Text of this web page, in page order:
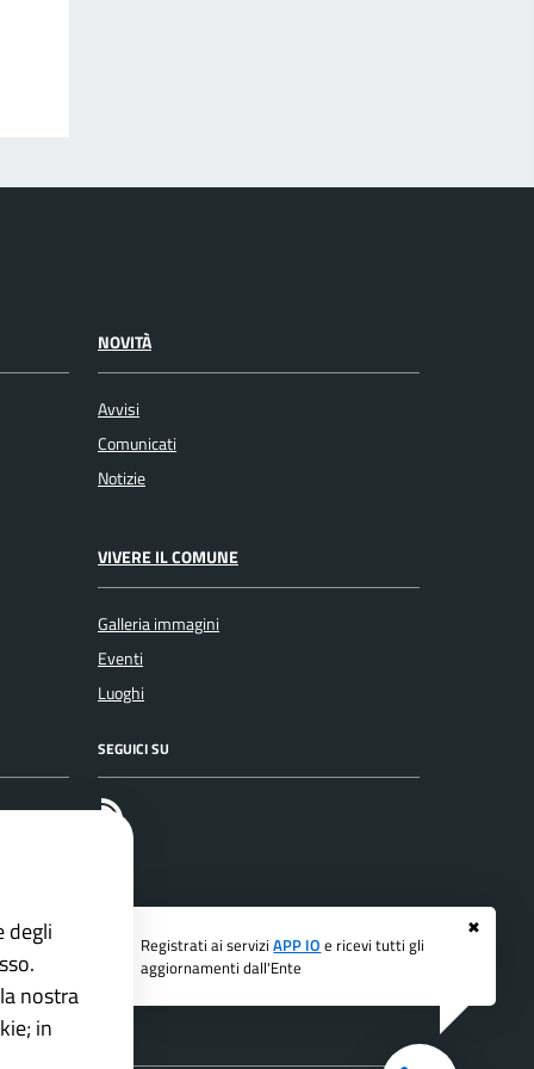
✖
Registrati ai serviziAPP IO e ricevi tutti gli
aggiornamenti dall'Ente
NOVITÀ
Avvisi
Comunicati
Notizie
VIVERE IL COMUNE
Galleria immagini
Eventi
Luoghi
SEGUICI SU
degli
nostra
in